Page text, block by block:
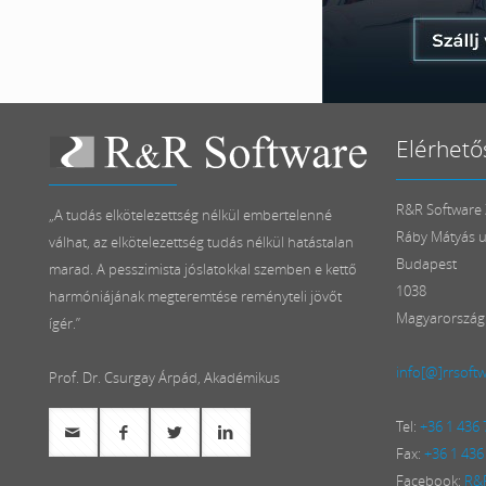
„A tudás elkötelezettség nélkül embertelenné
válhat, az elkötelezettség tudás nélkül hatástalan
marad. A pesszimista jóslatokkal szemben e kettő
harmóniájának megteremtése reményteli jövőt
ígér.”
Prof. Dr. Csurgay Árpád, Akadémikus
R&R Software
Ráby Mátyás
Budapest
1038
Magyarország
Tel: +36 1 436
Fax: +36 1
Facebook: